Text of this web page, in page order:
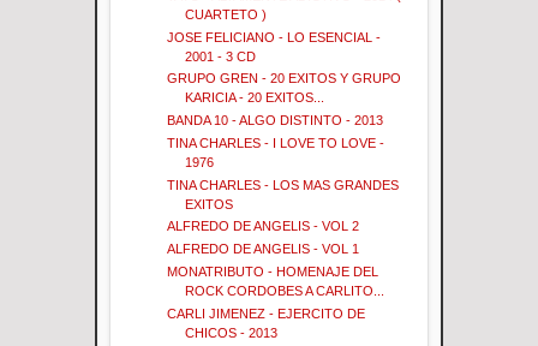
CUARTETO )
JOSE FELICIANO - LO ESENCIAL -
2001 - 3 CD
GRUPO GREN - 20 EXITOS Y GRUPO
KARICIA - 20 EXITOS...
BANDA 10 - ALGO DISTINTO - 2013
TINA CHARLES - I LOVE TO LOVE -
1976
TINA CHARLES - LOS MAS GRANDES
EXITOS
ALFREDO DE ANGELIS - VOL 2
ALFREDO DE ANGELIS - VOL 1
MONATRIBUTO - HOMENAJE DEL
ROCK CORDOBES A CARLITO...
CARLI JIMENEZ - EJERCITO DE
CHICOS - 2013